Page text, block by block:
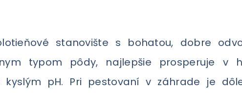
stanovište s bohatou, dobre
typom pôdy, najlepšie prosperuje v
pH. Pri pestovaní v záhrade je